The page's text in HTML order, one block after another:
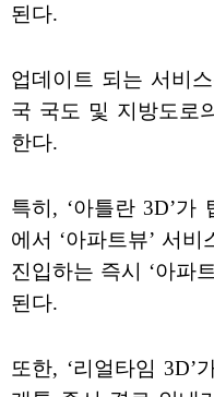
된다.
업데이트 되는 서비
국 국도 및 지방도로
한다.
특히, ‘아틀란 3D’가
에서 ‘아파트뷰’ 서
진입하는 즉시 ‘아파
된다.
또한, ‘리얼타임 3D’